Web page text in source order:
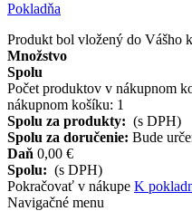
Pokladňa
Produkt bol vložený do Vášho
Množstvo
Spolu
Počet produktov v nákupnom
nákupnom košíku: 1
Spolu za produkty: (s DPH)
Spolu za doručenie: Bude
Daň 0,00 €
Spolu: (s DPH)
Pokračovať v nákupe K
Navigačné menu